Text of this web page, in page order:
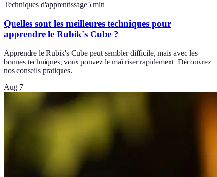
Techniques d'apprentissage5 min
Quelles sont les meilleures techniques pour
apprendre le Rubik's Cube ?
Apprendre le Rubik's Cube peut sembler difficile, mais avec les
bonnes techniques, vous pouvez le maîtriser rapidement. Découvrez
nos conseils pratiques.
Aug 7